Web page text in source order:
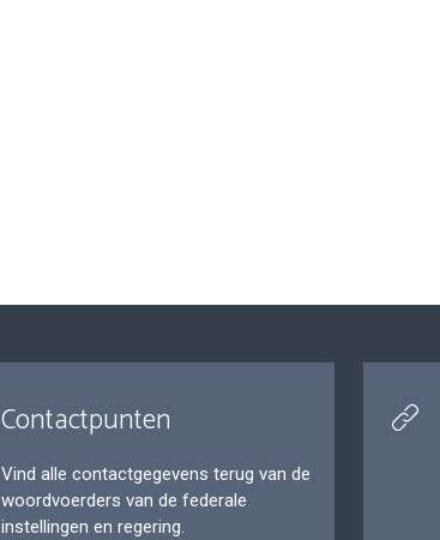
Contactpunten
Vind alle contactgegevens terug van de
woordvoerders van de federale
instellingen en regering.